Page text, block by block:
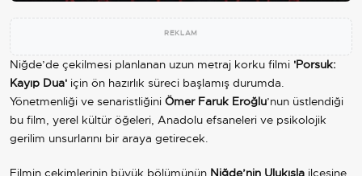
REKLAM
Niğde’de çekilmesi planlanan uzun metraj korku filmi 'Porsuk:
Kayıp Dua' için ön hazırlık süreci başlamış durumda.
Yönetmenliği ve senaristliğini Ömer Faruk Eroğlu’nun üstlendiği
bu film, yerel kültür öğeleri, Anadolu efsaneleri ve psikolojik
gerilim unsurlarını bir araya getirecek.
Filmin çekimlerinin büyük bölümünün Niğde’nin Ulukışla ilçesine